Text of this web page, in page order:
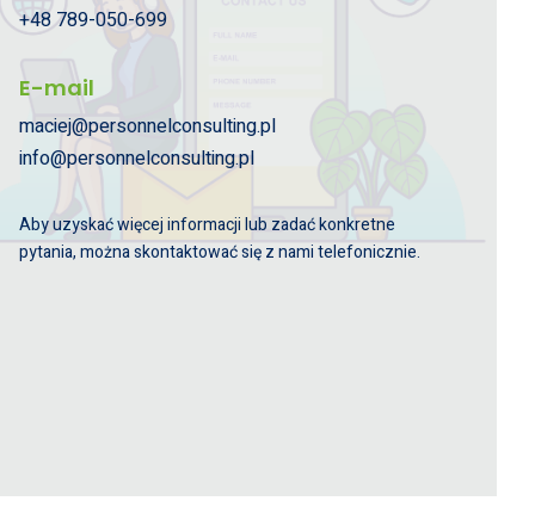
+48 789-050-699
E-mail
maciej@personnelconsulting.pl
info@personnelconsulting.pl
Aby uzyskać więcej informacji lub zadać konkretne
pytania, można skontaktować się z nami telefonicznie.